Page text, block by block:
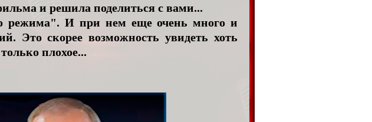
и решила поделиться с вами...
режима". И при нем еще очень много и
Это скорее возможность увидеть хоть
плохое...